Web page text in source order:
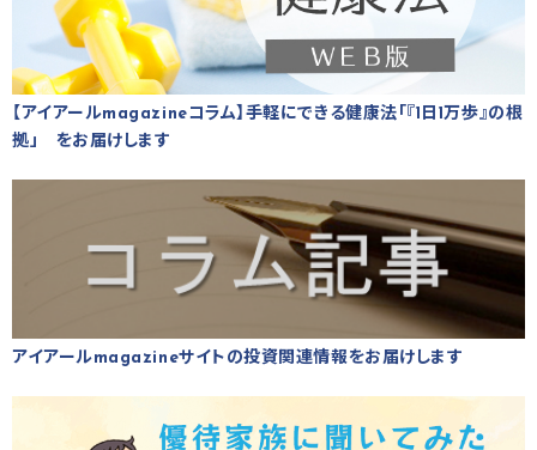
【アイアールmagazineコラム】手軽にできる健康法「『1日1万歩』の根
拠」 をお届けします
アイアールmagazineサイトの投資関連情報をお届けします